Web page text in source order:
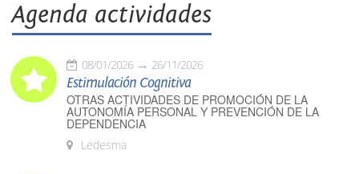
Agenda actividades
08/01/2026 26/11/2026
Estimulación Cognitiva
OTRAS ACTIVIDADES DE PROMOCIÓN DE LA
AUTONOMÍA PERSONAL Y PREVENCIÓN DE LA
DEPENDENCIA
Ledesma